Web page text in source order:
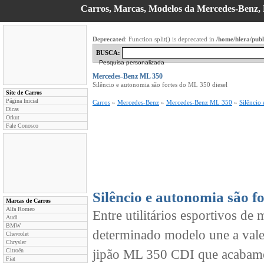
Carros, Marcas, Modelos da Mercedes-
Site de Carros
Página Inicial
Dicas
Orkut
Fale Conosco
Marcas de Carros
Alfa Romeo
Audi
BMW
Chevrolet
Chrysler
Citroën
Fiat
Deprecated: Function split() is deprecated in /home/hlera/
BUSCA:
Pesquisa personalizada
Mercedes-Benz ML 350
Silêncio e autonomia são fortes do ML 350 diesel
Carros » Mercedes-Benz » Mercedes-Benz ML 350 » Silêncio
Silêncio e autonomia são
Entre utilitários esportivos de
determinado modelo une a
jipão ML 350 CDI que